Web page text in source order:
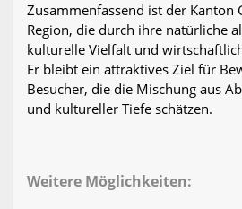
Zusammenfassend ist der Kanton
Region, die durch ihre natürliche
kulturelle Vielfalt und
Er bleibt ein attraktives Ziel für
Besucher, die die Mischung aus
und kultureller Tiefe schätzen.
Weitere Möglichkeiten: